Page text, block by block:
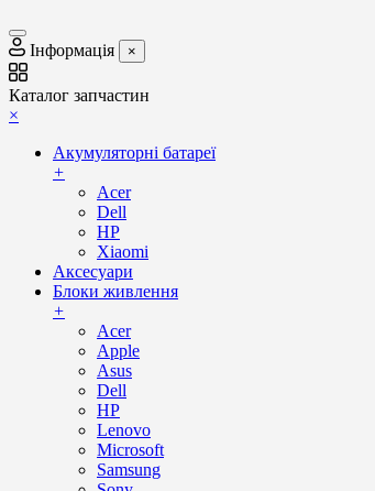
Інформація ×
Каталог запчастин
×
Акумуляторні батареї
+
Acer
Dell
HP
Xiaomi
Аксесуари
Блоки живлення
+
Acer
Apple
Asus
Dell
HP
Lenovo
Microsoft
Samsung